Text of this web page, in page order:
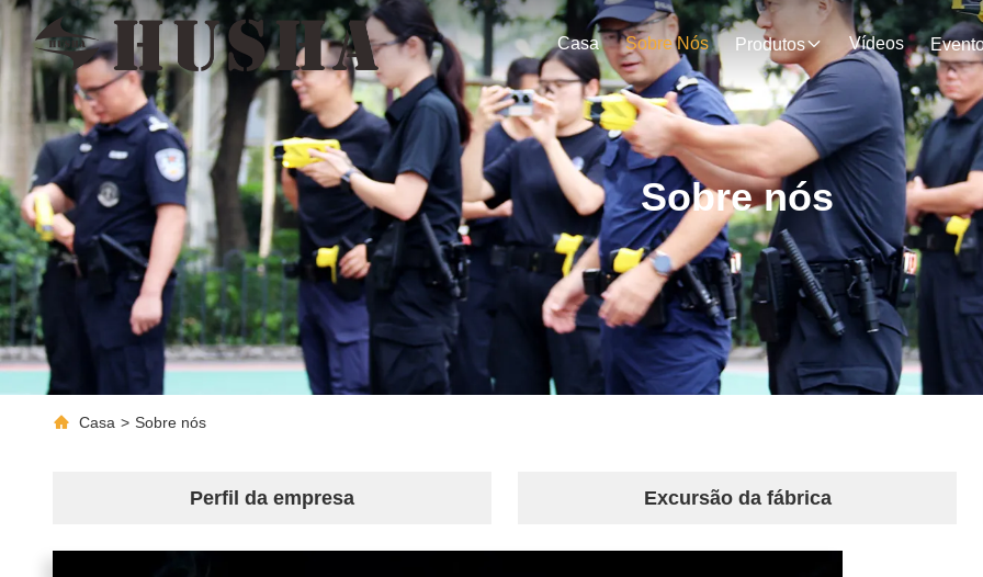
Casa Sobre Nós Produtos Vídeos
Sobre nós
Casa > Sobre nós
Perfil da empresa Excursão da fábrica